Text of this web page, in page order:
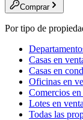
Comprar
Por tipo de
Casas en
Casas en
Oficinas en
Comercios en
Lotes en venta
Todas las